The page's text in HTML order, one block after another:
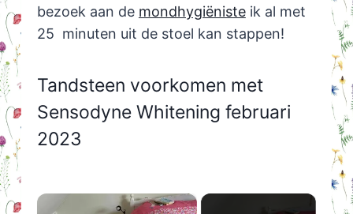
bezoek aan de mondhygiënisteik al met
25 minuten uit de stoel kan stappen!
Tandsteen voorkomen met
Sensodyne Whitening februari
2023
×